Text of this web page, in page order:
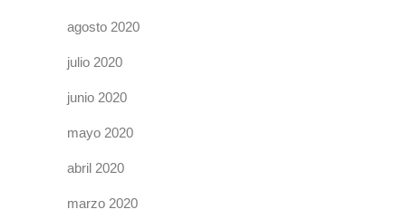
agosto 2020
julio 2020
junio 2020
mayo 2020
abril 2020
marzo 2020